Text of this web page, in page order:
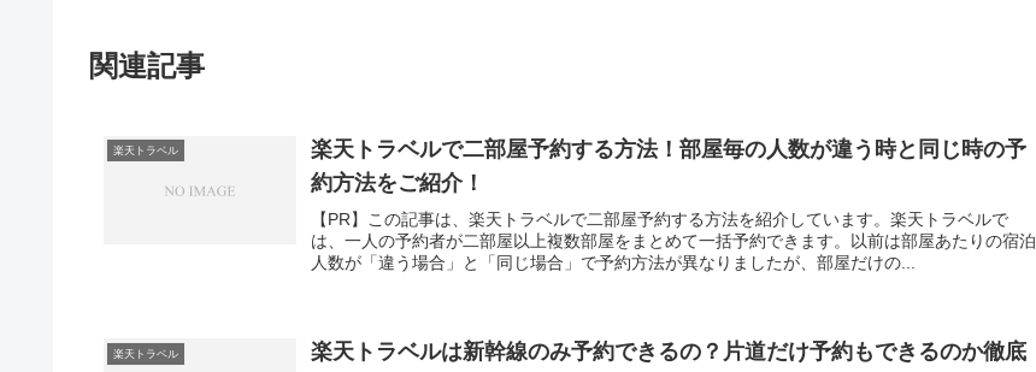
関連記事
楽天トラベル
楽天トラベルで二部屋予約する方法！部屋毎の人数が違う時と同じ時の予
約方法をご紹介！
【PR】この記事は、楽天トラベルで二部屋予約する方法を紹介しています。楽天トラベルで
は、一人の予約者が二部屋以上複数部屋をまとめて一括予約できます。以前は部屋あたりの宿泊
人数が「違う場合」と「同じ場合」で予約方法が異なりましたが、部屋だけの...
楽天トラベル
楽天トラベルは新幹線のみ予約できるの？片道だけ予約もできるのか徹底